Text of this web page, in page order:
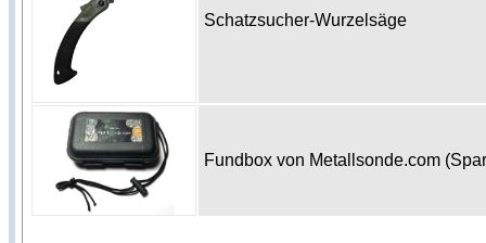
Schatzsucher-Wurzelsäge
Fundbox von Metallsonde.com